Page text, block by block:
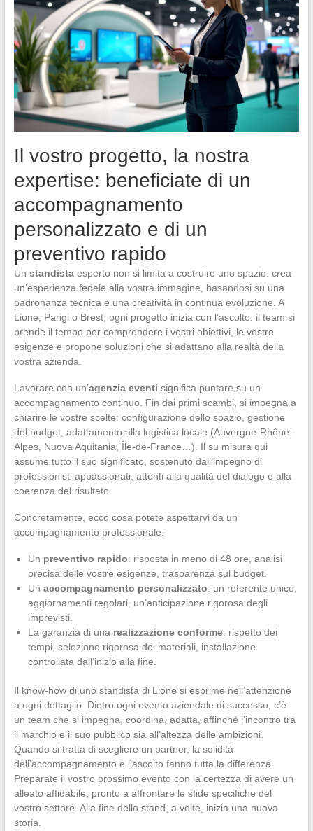
Il vostro progetto, la nostra
expertise: beneficiate di un
accompagnamento
personalizzato e di un
preventivo rapido
Un standistaesperto non si limita a costruire uno spazio: crea
un’esperienza fedele alla vostra immagine, basandosi su una
padronanza tecnica e una creatività in continua evoluzione. A
Lione, Parigi o Brest, ogni progetto inizia con l’ascolto: il team si
prende il tempo per comprendere i vostri obiettivi, le vostre
esigenze e propone soluzioni che si adattano alla realtà della
vostra azienda.
Lavorare con un’agenzia eventi significa puntare su un
accompagnamento continuo. Fin dai primi scambi, si impegna a
chiarire le vostre scelte: configurazione dello spazio, gestione
del budget, adattamento alla logistica locale (Auvergne-Rhône-
Alpes, Nuova Aquitania, Île-de-France…). Il su misura qui
assume tutto il suo significato, sostenuto dall’impegno di
professionisti appassionati, attenti alla qualità del dialogo e alla
coerenza del risultato.
Concretamente, ecco cosa potete aspettarvi da un
accompagnamento professionale:
Un preventivo rapido: risposta in meno di 48 ore, analisi
precisa delle vostre esigenze, trasparenza sul budget.
Un accompagnamento personalizzato: un referente unico,
aggiornamenti regolari, un’anticipazione rigorosa degli
imprevisti.
La garanzia di una realizzazione conforme: rispetto dei
tempi, selezione rigorosa dei materiali, installazione
controllata dall’inizio alla fine.
Il know-how di uno standista di Lione si esprime nell’attenzione
a ogni dettaglio. Dietro ogni evento aziendale di successo, c’è
un team che si impegna, coordina, adatta, affinché l’incontro tra
il marchio e il suo pubblico sia all’altezza delle ambizioni.
Quando si tratta di scegliere un partner, la solidità
dell’accompagnamento e l’ascolto fanno tutta la differenza.
Preparate il vostro prossimo evento con la certezza di avere un
alleato affidabile, pronto a affrontare le sfide specifiche del
vostro settore. Alla fine dello stand, a volte, inizia una nuova
storia.